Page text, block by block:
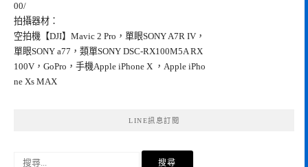
00/
拍攝器材：
空拍機【DJI】Mavic 2 Pro，單眼SONY A7R IV，
單眼SONY a77，類單SONY DSC-RX100M5A RX
100V，GoPro，手機Apple iPhone X ，Apple iPho
ne Xs MAX
LINE訊息訂閱